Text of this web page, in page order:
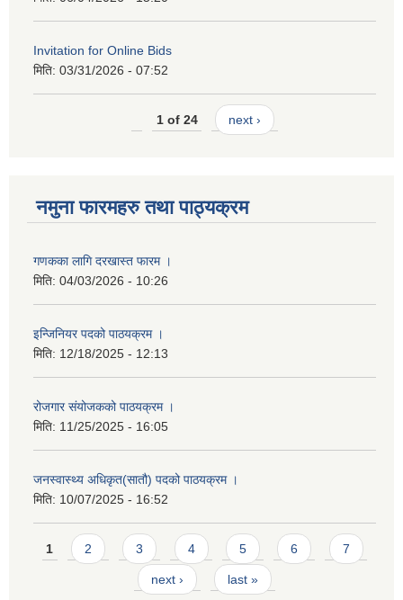
Invitation for Online Bids
मिति: 03/31/2026 - 07:52
1 of 24 next ›
नमुना फारमहरु तथा पाठ्यक्रम
गणकका लागि दरखास्त फारम ।
मिति: 04/03/2026 - 10:26
इन्जिनियर पदको पाठयक्रम ।
मिति: 12/18/2025 - 12:13
रोजगार संयोजकको पाठयक्रम ।
मिति: 11/25/2025 - 16:05
जनस्वास्थ्य अधिकृत(सातौ) पदको पाठयक्रम ।
मिति: 10/07/2025 - 16:52
Pages
1 2 3 4 5 6 7
next › last »